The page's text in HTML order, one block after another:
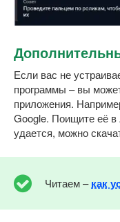
Если вас не
программы – вы
приложения.
Google. Поищите её
удается, можно
Читаем –как